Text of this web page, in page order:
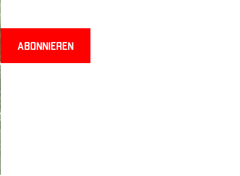
Abonnieren